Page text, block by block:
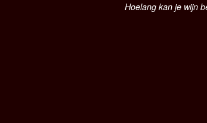
Hoelang kan je wijn